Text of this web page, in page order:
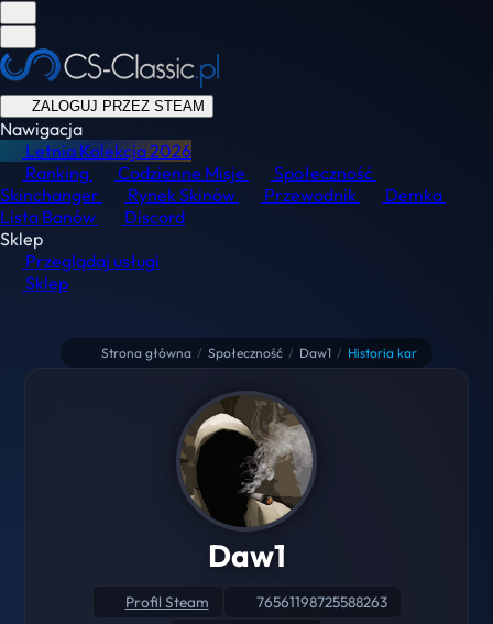
ZALOGUJ PRZEZ STEAM
Nawigacja
Letnia Kolekcja2026
Ranking
Codzienne Misje
Społeczność
Skinchanger
Rynek Skinów Przewodnik
Demka
Lista Banów
Discord
Sklep
Przeglądaj usługi
Sklep
Strona główna / Społeczność / Daw1 / Historia kar
Daw1
Profil Steam
76561198725588263